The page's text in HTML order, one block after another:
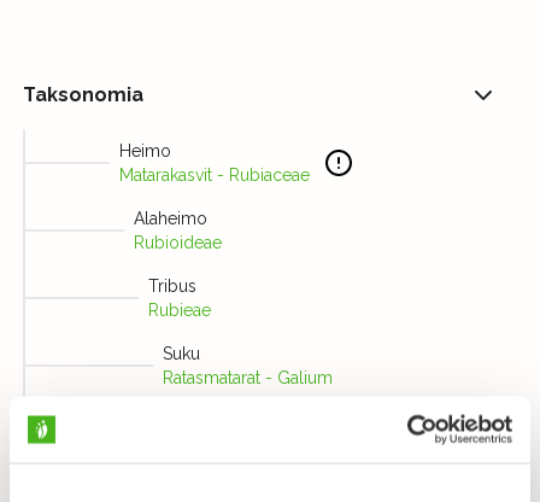
Taksonomia
Heimo
Matarakasvit - Rubiaceae
Alaheimo
Rubioideae
Tribus
Rubieae
Suku
Ratasmatarat - Galium